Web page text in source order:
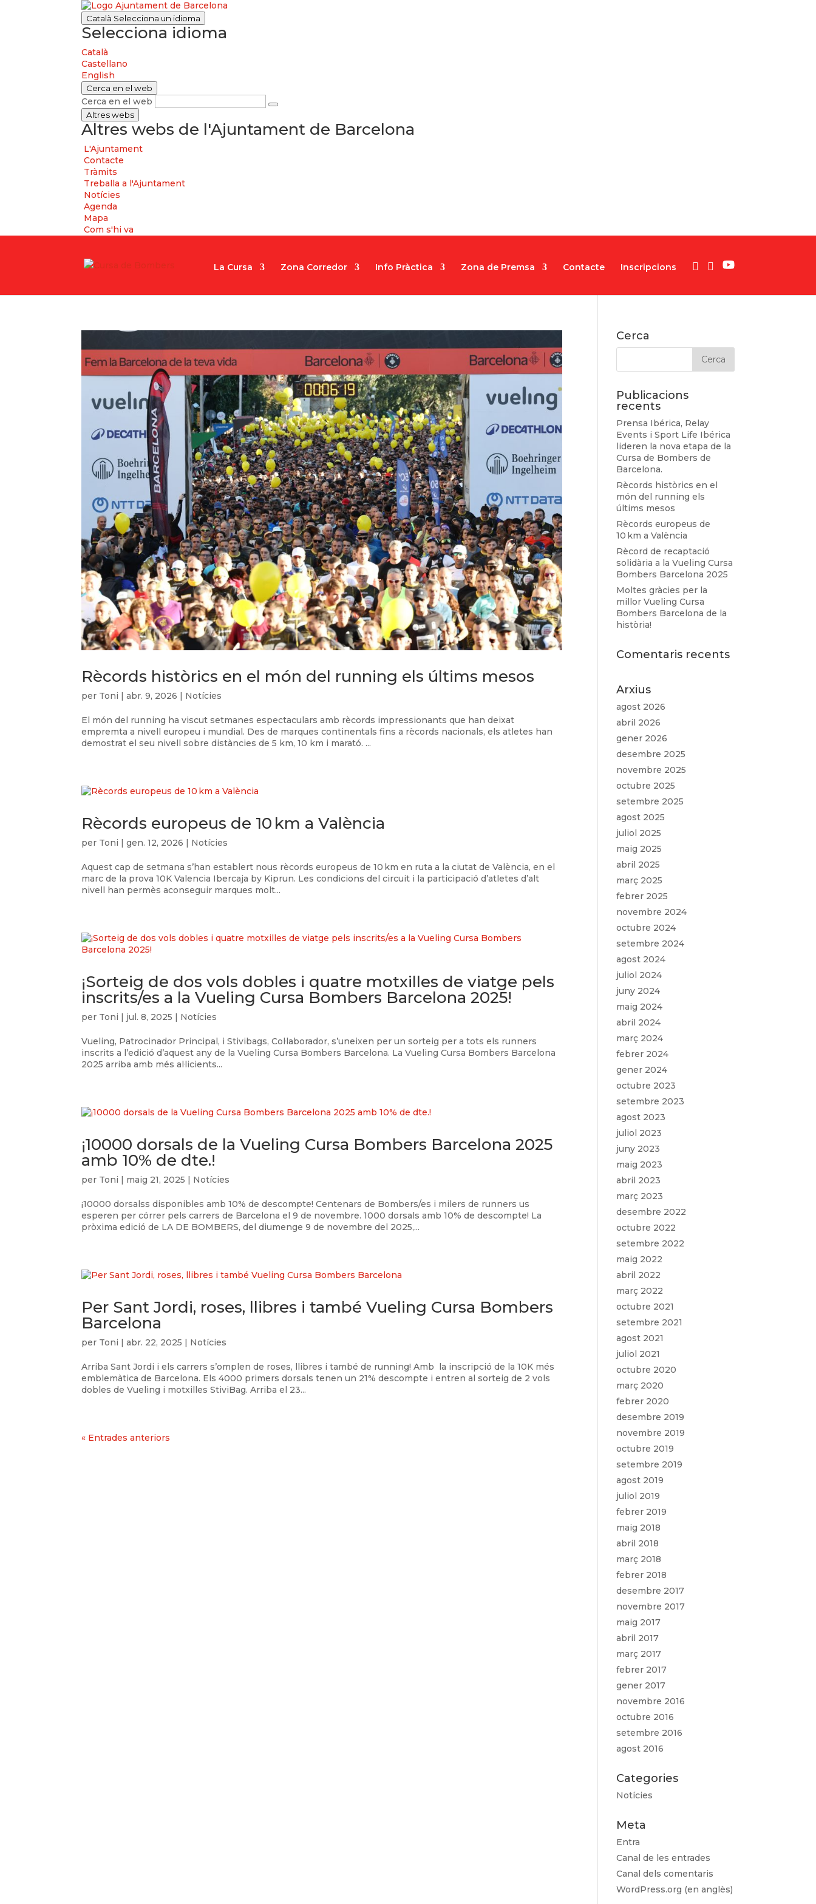
Català Selecciona un idioma
Selecciona idioma
Català
Castellano
English
Cerca en el web
Cerca en el web
Altres webs
Altres webs de l'Ajuntament de Barcelona
L'Ajuntament
Contacte
Tràmits
Treballa a l'Ajuntament
Notícies
Agenda
Mapa
Com s'hi va
La Cursa Zona Corredor Info Pràctica Zona de Premsa Contacte Inscripcions
Rècords històrics en el món del running els últims mesos
per Toni |abr. 9, 2026 Notícies
El món del running ha viscut setmanes espectaculars amb rècords impressionants que han deixat
empremta a nivell europeu i mundial. Des de marques continentals fins a rècords nacionals, els atletes han
demostrat el seu nivell sobre distàncies de 5 km, 10 km i marató. ...
Rècords europeus de 10 km a València
per Toni |gen. 12, 2026 Notícies
Aquest cap de setmana s’han establert nous rècords europeus de 10 km en ruta a la ciutat de València, en el
marc de la prova 10K Valencia Ibercaja by Kiprun. Les condicions del circuit i la participació d’atletes d’alt
nivell han permès aconseguir marques molt...
¡Sorteig de dos vols dobles i quatre motxilles de viatge pels
inscrits/es a la Vueling Cursa Bombers Barcelona 2025!
per Toni jul. 8, 2025 Notícies
Vueling, Patrocinador Principal, i Stivibags, Col·laborador, s’uneixen per un sorteig per a tots els runners
inscrits a l’edició d’aquest any de la Vueling Cursa Bombers Barcelona. La Vueling Cursa Bombers Barcelona
2025 arriba amb més al·licients...
¡10000 dorsals de la Vueling Cursa Bombers Barcelona 2025
amb 10% de dte.!
per Toni maig 21, 2025 Notícies
¡10000 dorsalss disponibles amb 10% de descompte! Centenars de Bombers/es i milers de runners us
esperen per córrer pels carrers de Barcelona el 9 de novembre. 1000 dorsals amb 10% de descompte! La
pròxima edició de LA DE BOMBERS, del diumenge 9 de novembre del 2025,...
Per Sant Jordi, roses, llibres i també Vueling Cursa Bombers
Barcelona
per Toni |abr. 22, 2025 Notícies
Arriba Sant Jordi i els carrers s’omplen de roses, llibres i també de running! Amb la inscripció de la 10K més
emblemàtica de Barcelona. Els 4000 primers dorsals tenen un 21% descompte i entren al sorteig de 2 vols
dobles de Vueling i motxilles StiviBag. Arriba el 23...
« Entrades anteriors
Cerca
Publicacions
recents
Prensa Ibérica, Relay
Events i Sport Life Ibérica
lideren la nova etapa de la
Cursa de Bombers de
Barcelona.
Rècords històrics en el
món del running els
últims mesos
Rècords europeus de
10 km a València
Rècord de recaptació
solidària a la Vueling Cursa
Bombers Barcelona 2025
Moltes gràcies per la
millor Vueling Cursa
Bombers Barcelona de la
història!
Comentaris recents
Arxius
agost 2026
abril 2026
gener 2026
desembre 2025
novembre 2025
octubre 2025
setembre 2025
agost 2025
juliol 2025
maig 2025
abril 2025
març 2025
febrer 2025
novembre 2024
octubre 2024
setembre 2024
agost 2024
juliol 2024
juny 2024
maig 2024
abril 2024
març 2024
febrer 2024
gener 2024
octubre 2023
setembre 2023
agost 2023
juliol 2023
juny 2023
maig 2023
abril 2023
març 2023
desembre 2022
octubre 2022
setembre 2022
maig 2022
abril 2022
març 2022
octubre 2021
setembre 2021
agost 2021
juliol 2021
octubre 2020
març 2020
febrer 2020
desembre 2019
novembre 2019
octubre 2019
setembre 2019
agost 2019
juliol 2019
febrer 2019
maig 2018
abril 2018
març 2018
febrer 2018
desembre 2017
novembre 2017
maig 2017
abril 2017
març 2017
febrer 2017
gener 2017
novembre 2016
octubre 2016
setembre 2016
agost 2016
Categories
Notícies
Meta
Entra
Canal de les entrades
Canal dels comentaris
WordPress.org (en anglès)